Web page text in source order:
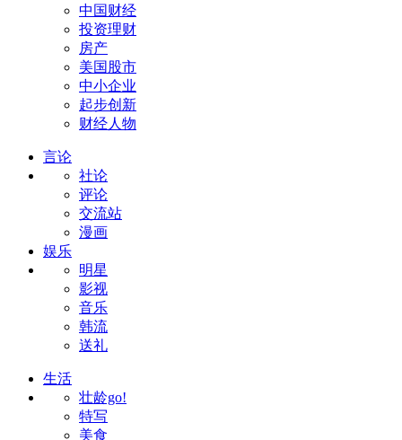
中国财经
投资理财
房产
美国股市
中小企业
起步创新
财经人物
言论
社论
评论
交流站
漫画
娱乐
明星
影视
音乐
韩流
送礼
生活
壮龄go!
特写
美食